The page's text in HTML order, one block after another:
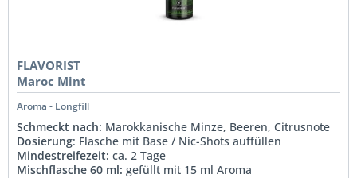
FLAVORIST
Maroc Mint
Aroma - Longfill
Schmeckt nach: Marokkanische Minze, Beeren, Citrusnote
Dosierung: Flasche mit Base / Nic-Shots auffüllen
Mindestreifezeit: ca. 2 Tage
Mischflasche 60 ml: gefüllt mit 15 ml Aroma